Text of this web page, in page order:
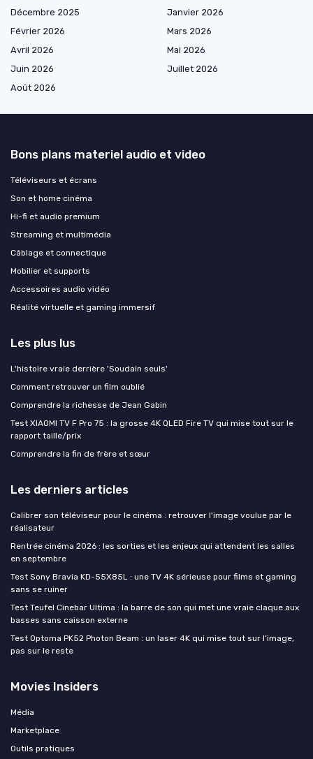
Décembre 2025
Janvier 2026
Février 2026
Mars 2026
Avril 2026
Mai 2026
Juin 2026
Juillet 2026
Août 2026
Bons plans materiel audio et video
Téléviseurs et écrans
Son et home cinéma
Hi-fi et audio premium
Streaming et multimédia
Câblage et connectique
Mobilier et supports
Accessoires audio vidéo
Réalité virtuelle et gaming immersif
Les plus lus
L'histoire vraie derrière 'Soudain seuls'
Comment retrouver un film oublié
Comprendre la richesse de Jean Gabin
Test XIAOMI TV F Pro 75 : la grosse 4K QLED Fire TV qui mise tout sur le
rapport taille/prix
Comprendre la fin de frère et sœur
Les derniers articles
Calibrer son téléviseur pour le cinéma : retrouver l'image voulue par le
réalisateur
Rentrée cinéma 2026 : les sorties et les enjeux qui attendent les salles
en septembre
Test Sony Bravia KD-55X85L : une TV 4K sérieuse pour films et gaming
sans se ruiner
Test Teufel Cinebar Ultima : la barre de son qui met une vraie claque aux
basses sans caisson externe
Test Optoma PK52 Photon Beam : un laser 4K qui mise tout sur l’image,
pas sur le reste
Movies Insiders
Média
Marketplace
Outils pratiques